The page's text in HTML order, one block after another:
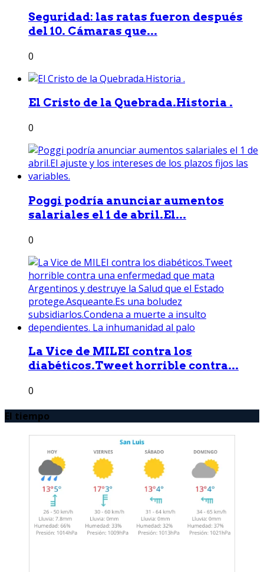
Seguridad: las ratas fueron después
del 10. Cámaras que...
0
El Cristo de la Quebrada.Historia .
0
Poggi podría anunciar aumentos
salariales el 1 de abril.El...
0
La Vice de MILEI contra los
diabéticos.Tweet horrible contra...
0
El tiempo